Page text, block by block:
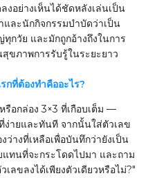
อย่างเห็นได้ชัดหลังเล่นเป็น
ละนักกิจกรรมบำบัดว่าเป็น
กวัย และมักถูกอ้างถึงในการ
ขภาพการรับรู้ในระยะยาว
กที่ต้องทำคืออะไร?
อกล่อง 3×3 ที่เกือบเต็ม —
ง่ายและทันที จากนั้นใส่ตัวเลข
ว่างที่เหลือเพื่อบันทึกว่ายังเป็น
แทนที่จะกระโดดไปมา และถาม
ลขลงได้เพียงตัวเดียวหรือไม่?"